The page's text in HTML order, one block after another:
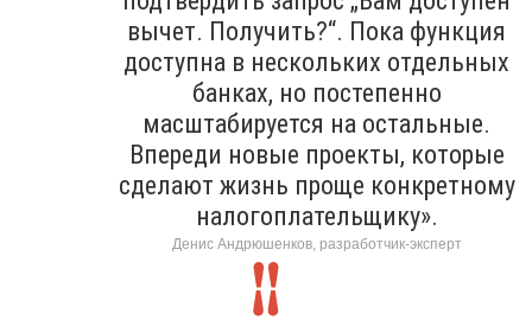
вычет. Получить?“. Пока функция
доступна в нескольких отдельных
банках, но постепенно
масштабируется на остальные.
Впереди новые проекты, которые
сделают жизнь проще конкретному
налогоплательщику».
Денис Андрюшенков, разработчик-эксперт